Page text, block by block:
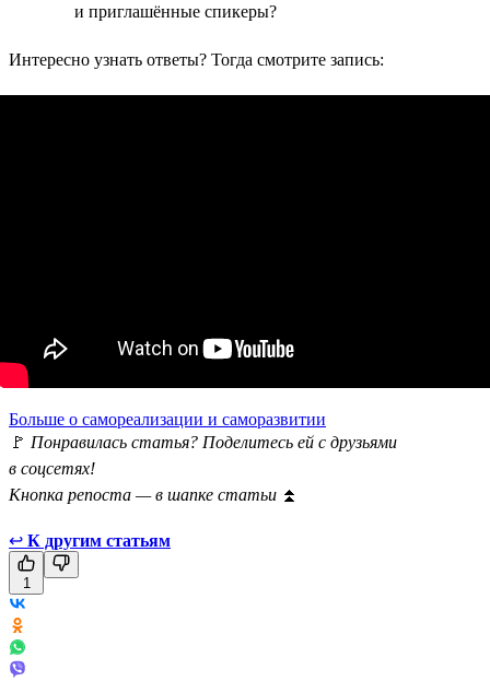
и приглашённые спикеры?
Интересно узнать ответы? Тогда смотрите запись:
Больше о самореализации и саморазвитии
🚩 Понравилась статья? Поделитесь ей с друзьями
в соцсетях!
Кнопка репоста — в шапке статьи ⏫
↩ К другим статьям
1